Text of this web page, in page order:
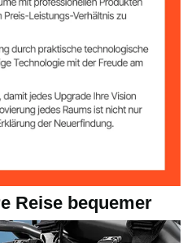
x 240 mm (pro Seite)
Reise bequemer